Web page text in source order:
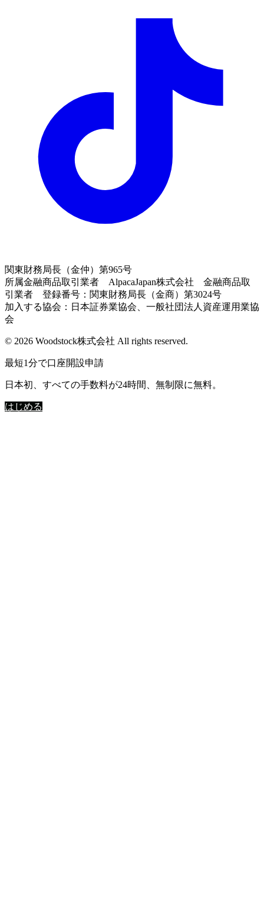
関東財務局長（金仲）第965号
所属金融商品取引業者 AlpacaJapan株式会社 金融商品取
引業者 登録番号：関東財務局長（金商）第3024号
加入する協会：日本証券業協会、一般社団法人資産運用業協
会
© 2026 Woodstock株式会社 All rights reserved.
最短1分で口座開設申請
日本初、すべての手数料が24時間、無制限に無料。
はじめる